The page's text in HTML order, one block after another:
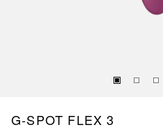
G-SPOT FLEX 3